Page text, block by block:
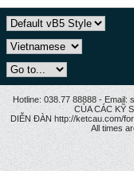
Hotline: 038.77 88888 - Email:
CỦA CÁC KỸ
DIỄN ĐÀN http://ketcau.com/
All times